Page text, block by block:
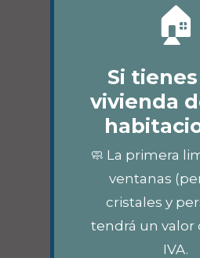
🏠
Si
vivienda
🧼 La primera
ventanas
cristales y
tendrá un valor
IVA.